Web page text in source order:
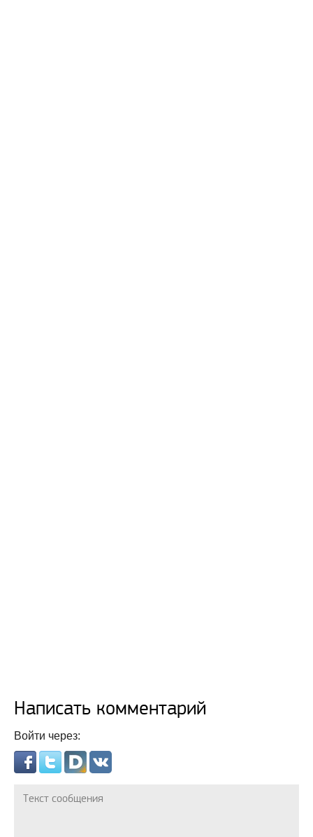
Написать комментарий
Войти через: